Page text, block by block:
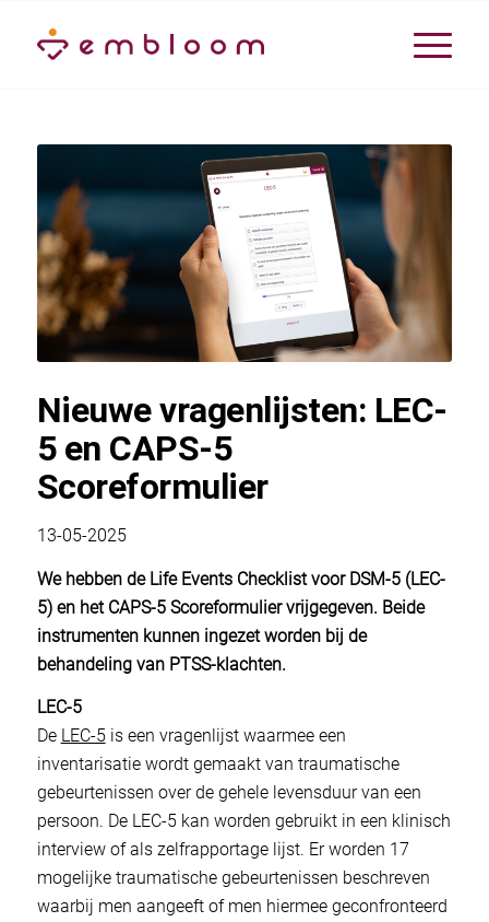
Nieuwe vragenlijsten: LEC-
5 en CAPS-5
Scoreformulier
13-05-2025
We hebben de Life Events Checklist voor DSM-5 (LEC-
5) en het CAPS-5 Scoreformulier vrijgegeven. Beide
instrumenten kunnen ingezet worden bij de
behandeling van PTSS-klachten.
LEC-5
De LEC-5is een vragenlijst waarmee een
inventarisatie wordt gemaakt van traumatische
gebeurtenissen over de gehele levensduur van een
persoon. De LEC-5 kan worden gebruikt in een klinisch
interview of als zelfrapportage lijst. Er worden 17
mogelijke traumatische gebeurtenissen beschreven
waarbij men aangeeft of men hiermee geconfronteerd